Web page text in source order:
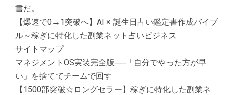
書だ。
【爆速で0→1突破へ】AI × 誕生日占い鑑定書作成バイブ
ル～稼ぎに特化した副業ネット占いビジネス
サイトマップ
マネジメントOS実装完全版──「自分でやった方が早
い」を捨ててチームで回す
【1500部突破☆ロングセラー】稼ぎに特化した副業ネ